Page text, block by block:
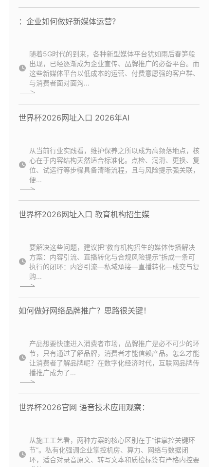
：企业如何做好新媒体运营？
随着5G时代的到来，各种新型媒体平台犹如雨后春笋般
出现，已经逐渐成为企业宣传、品牌推广的必备平台。而
这些新媒体平台以低成本的运营、付费意愿强的客户群、
与消费者面对面沟...
世界杯2026网址入口 2026年AI
从当前行业实践看，维护保养之所以成为高频落地点，核
心在于内容结构天然适合标准化。点检、润滑、更换、复
位、试运行等步骤具备清晰流程，且与风险提示强关联，
便...
世界杯2026网址入口 教育机构招生媒
要解决这些问题，建议把“教育机构招生的媒体传播解决
方案：内容引流、直播转化与合规风险提示”拆成一条可
执行的闭环：内容引流—私域承接—直播转化—成交与复
购...
如何做好网络品牌推广？思路很关键！
产品想要快速进入消费者市场，品牌推广是必不可少的环
节，只有通过了解品牌，消费者才能信赖产品。怎么才能
让消费者了解品牌呢？在数字化经济时代，互联网品牌传
播推广成为了...
世界杯2026官网 语音技术应用观察：
从施工工艺看，两种方案的核心区别在于“谁掌控关键环
节”。私有化强调企业掌控机房、算力、网络与数据闭
环，适合对录音原文、转写文本和质检标签有严格内控要